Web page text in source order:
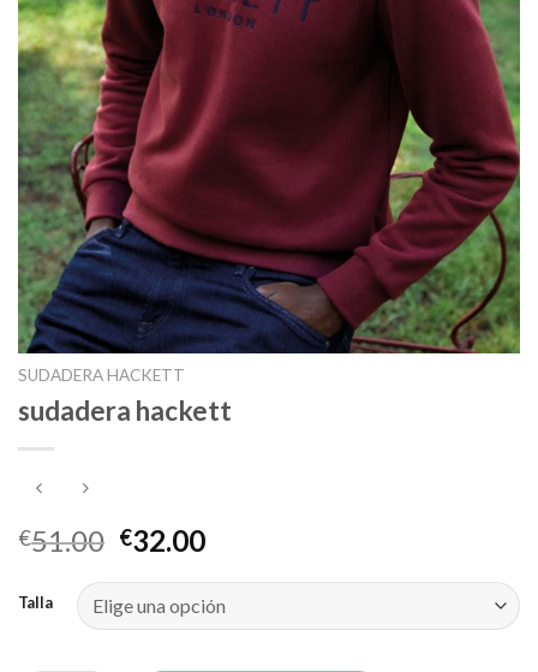
SUDADERA HACKETT
sudadera hackett
€51.00 €32.00
Talla